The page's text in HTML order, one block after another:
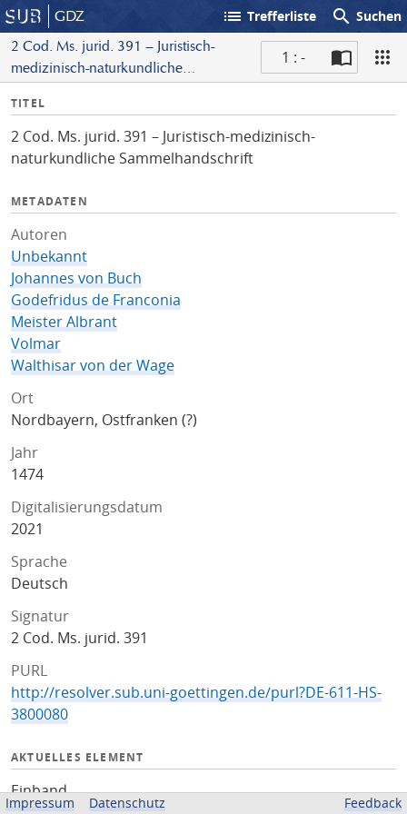
GDZ list Trefferliste search Suchen
2 Cod. Ms. jurid. 391 – Juristisch-
medizinisch-naturkundliche
1 : -
I
f
o
TITEL
2 Cod. Ms. jurid. 391 – Juristisch-medizinisch-
naturkundliche Sammelhandschrift
METADATEN
Autoren
Unbekannt
Johannes von Buch
Godefridus de Franconia
Meister Albrant
Volmar
Walthisar von der Wage
Ort
Nordbayern, Ostfranken (?)
Jahr
1474
Digitalisierungsdatum
2021
Sprache
Deutsch
Signatur
2 Cod. Ms. jurid. 391
PURL
http://resolver.sub.uni-goettingen.de/purl?DE-611-HS-
3800080
AKTUELLES ELEMENT
Einband
Impressum Datenschutz Feedback